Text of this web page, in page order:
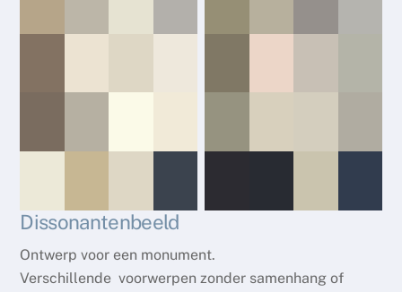
Dissonantenbeeld
Ontwerp voor een monument.
Verschillende voorwerpen zonder samenhang of